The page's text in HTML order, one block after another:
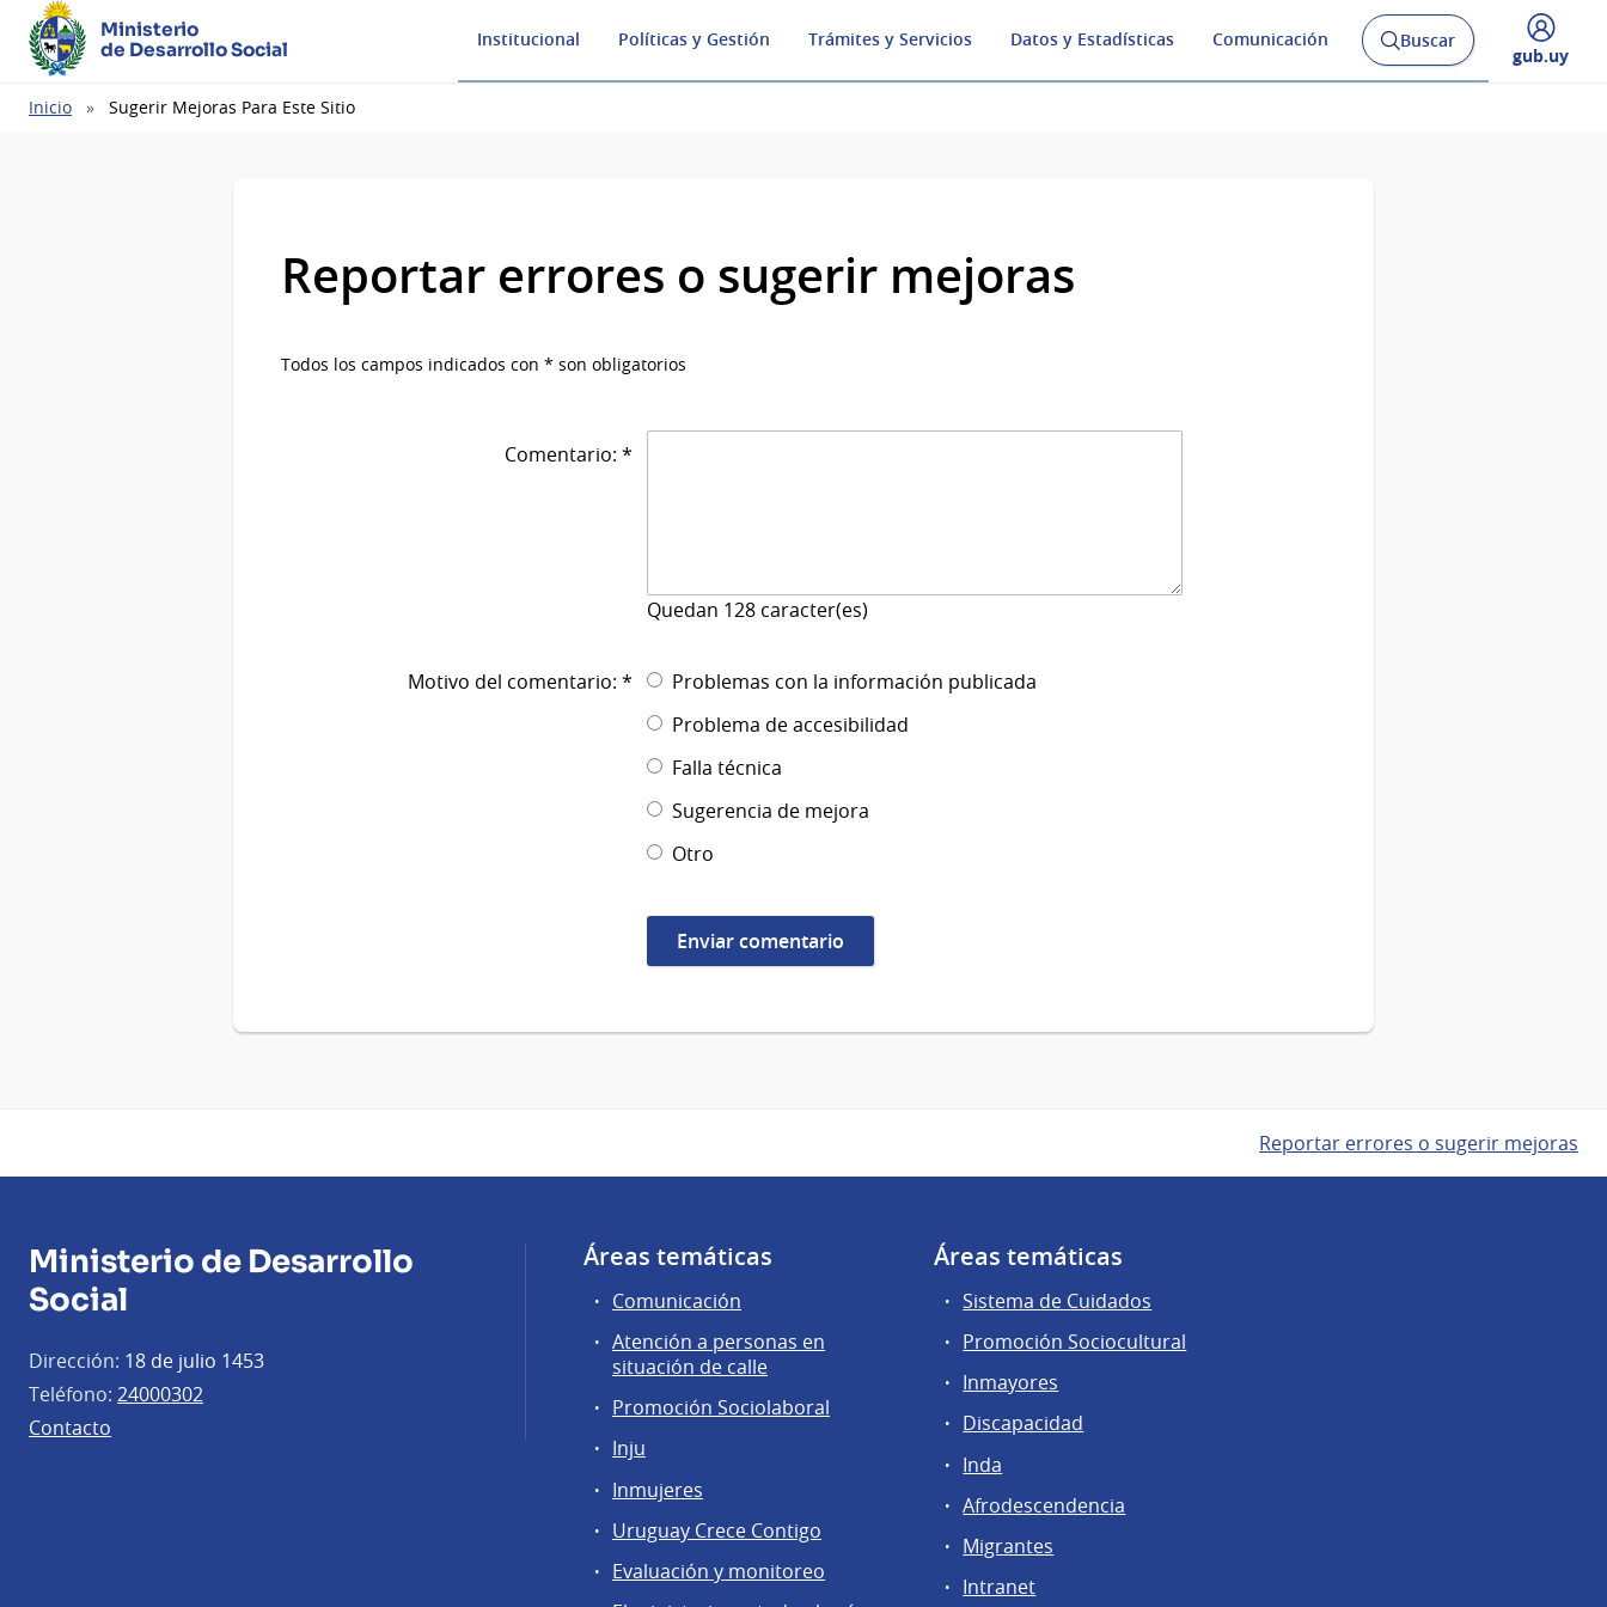
Ministerio
de Desarrollo Social
Institucional Políticas y Gestión Trámites y Servicios Datos y Estadísticas Comunicación
Abrir
buscador
Buscar
Desplegar
gub.uy
Ruta
Inicio Sugerir Mejoras Para Este Sitio
Reportar errores o sugerir mejoras
Todos los campos indicados con * son obligatorios
Comentario: *
Quedan 128 caracter(es)
Motivo del comentario: *
Problemas con la información publicada
Problema de accesibilidad
Falla técnica
Sugerencia de mejora
Otro
Reportar errores o sugerir mejoras
Ministerio de Desarrollo
Social
Dirección: 18 de julio 1453
Teléfono: 24000302
Contacto
Áreas temáticas
Comunicación
Atención a personas en
situación de calle
Promoción Sociolaboral
Inju
Inmujeres
Uruguay Crece Contigo
Evaluación y monitoreo
Áreas temáticas
Sistema de Cuidados
Promoción Sociocultural
Inmayores
Discapacidad
Inda
Afrodescendencia
Migrantes
Intranet